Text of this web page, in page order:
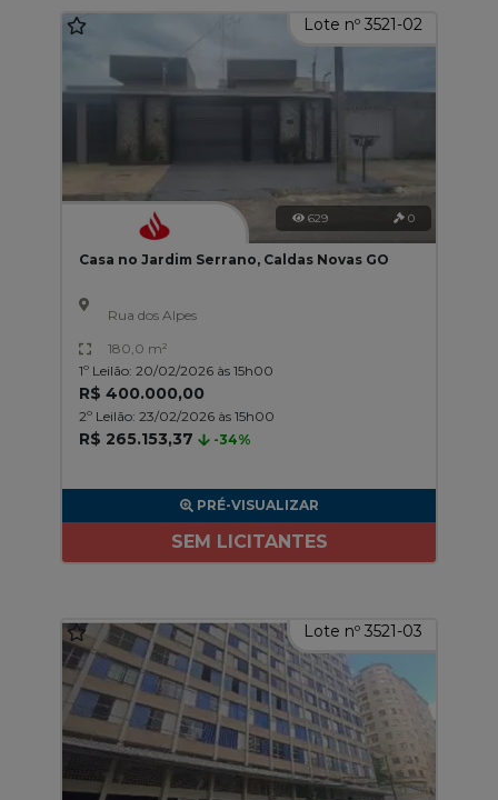
Lote nº 3521-02
629 0
Casa no Jardim Serrano, Caldas Novas GO
Rua dos Alpes
180,0 m²
1º Leilão: 20/02/2026 às 15h00
R$ 400.000,00
2º Leilão: 23/02/2026 às 15h00
R$ 265.153,37 -34%
PRÉ-VISUALIZAR
SEM LICITANTES
Lote nº 3521-03